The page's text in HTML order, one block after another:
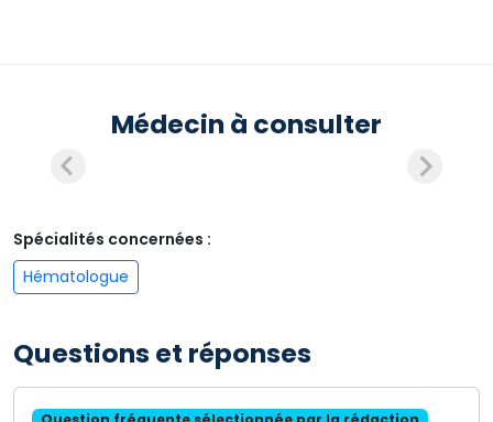
Médecin à consulter
Spécialités concernées :
Hématologue
Questions et réponses